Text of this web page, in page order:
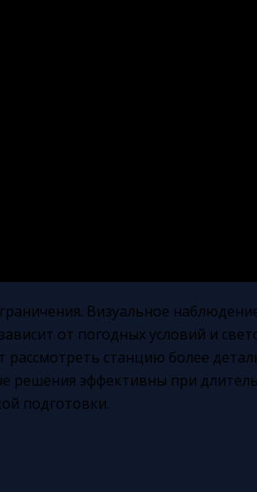
Визуальное
от погодных условий и
рассмотреть станцию более
решения эффективны при
подготовки.